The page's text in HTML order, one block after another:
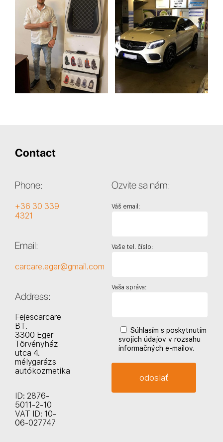
Contact
Phone:
+36 30 339
4321
Email:
carcare.eger@gmail.com
Address:
Fejescarcare
BT.
3300 Eger
Törvényház
utca 4.
mélygarázs
autókozmetika
ID: 2876-
5011-2-10
VAT ID: 10-
06-027747
Ozvite sa nám:
Váš email:
Vaše tel. číslo:
Vaša správa:
Súhlasím s poskytnutím
svojich údajov v rozsahu
informačných e-mailov.